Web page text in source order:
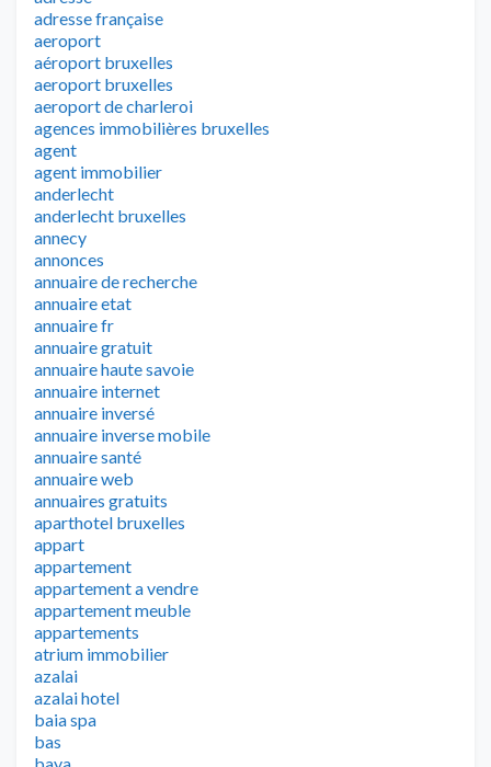
adresse française
aeroport
aéroport bruxelles
aeroport bruxelles
aeroport de charleroi
agences immobilières bruxelles
agent
agent immobilier
anderlecht
anderlecht bruxelles
annecy
annonces
annuaire de recherche
annuaire etat
annuaire fr
annuaire gratuit
annuaire haute savoie
annuaire internet
annuaire inversé
annuaire inverse mobile
annuaire santé
annuaire web
annuaires gratuits
aparthotel bruxelles
appart
appartement
appartement a vendre
appartement meuble
appartements
atrium immobilier
azalai
azalai hotel
baia spa
bas